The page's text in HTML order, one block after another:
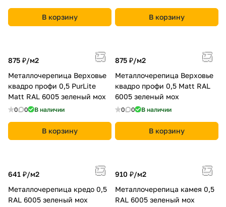
В корзину В корзину
875 ₽/м2
Металлочерепица Верховье
квадро профи 0,5 PurLite
Matt RAL 6005 зеленый мох
0 0 В наличии
В корзину
875 ₽/м2
Металлочерепица Верховье
квадро профи 0,5 Matt RAL
6005 зеленый мох
0 0 В наличии
В корзину
641 ₽/м2
Металлочерепица кредо 0,5
RAL 6005 зеленый мох
910 ₽/м2
Металлочерепица камея 0,5
RAL 6005 зеленый мох